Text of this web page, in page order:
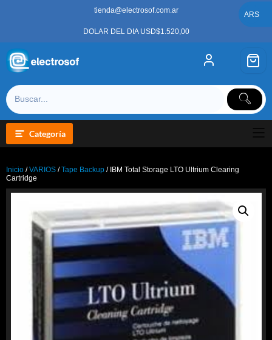
tienda@electrosof.com.ar
DOLAR DEL DIA USD$1.520,00
Categoría
Inicio /VARIOS /Tape Backup / IBM Total Storage LTO Ultrium Clearing
Cartridge
ARS